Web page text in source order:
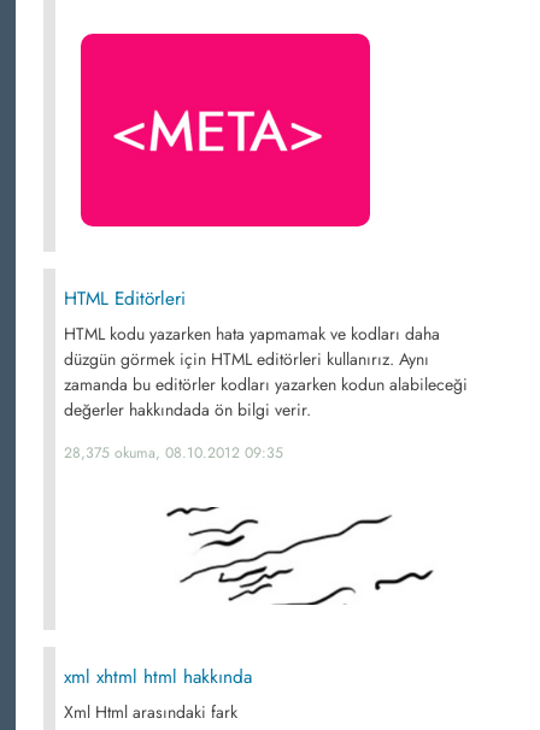
HTML Editörleri
HTML kodu yazarken hata yapmamak ve kodları daha
düzgün görmek için HTML editörleri kullanırız. Aynı
zamanda bu editörler kodları yazarken kodun alabileceği
değerler hakkındada ön bilgi verir.
28,375 okuma, 08.10.2012 09:35
xml xhtml html hakkında
Xml Html arasındaki fark